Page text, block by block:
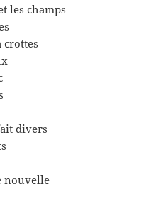
les champs
crottes
divers
nouvelle